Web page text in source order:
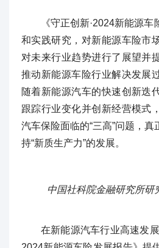
《守正创新·2024新能源
和实践研究，对新能源车险市
对未来行业趋势进行了展望并
推动新能源车险行业解决发展
随着新能源汽车的快速创新迭
跟踪行业变化并创新经营模式
汽车保险面临的“三高”问题，
持“新质生产力”的发展。
中国社科院金融研究所研
在新能源汽车行业高速发